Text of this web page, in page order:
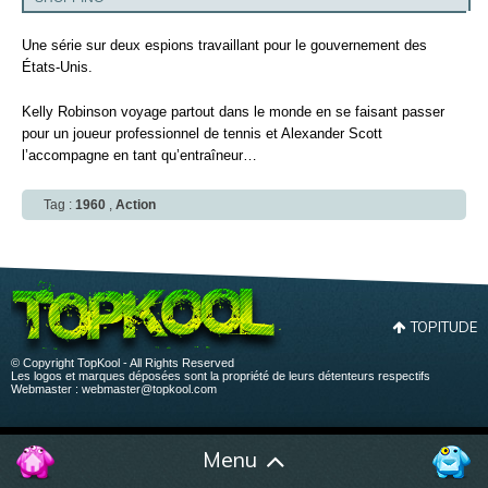
Menu
Une série sur deux espions travaillant pour le gouvernement des
États-Unis.
Kelly Robinson voyage partout dans le monde en se faisant passer
pour un joueur professionnel de tennis et Alexander Scott
l’accompagne en tant qu’entraîneur…
Tag : 1960 , Action
TOPITUDE
© Copyright TopKool - All Rights Reserved
Les logos et marques déposées sont la propriété de leurs détenteurs respectifs
Webmaster : webmaster@topkool.com